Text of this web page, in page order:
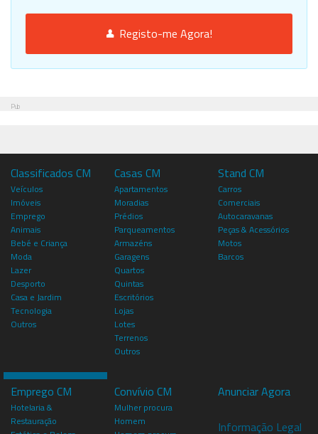
Registo-me Agora!
Pub
Classificados CM
Veículos
Imóveis
Emprego
Animais
Bebé e Criança
Moda
Lazer
Desporto
Casa e Jardim
Tecnologia
Outros
Casas CM
Apartamentos
Moradias
Prédios
Parqueamentos
Armazéns
Garagens
Quartos
Quintas
Escritórios
Lojas
Lotes
Terrenos
Outros
Stand CM
Carros
Comerciais
Autocaravanas
Peças & Acessórios
Motos
Barcos
Emprego CM
Hotelaria &
Restauração
Convívio CM
Mulher procura
Homem
Anunciar Agora
Informação Legal